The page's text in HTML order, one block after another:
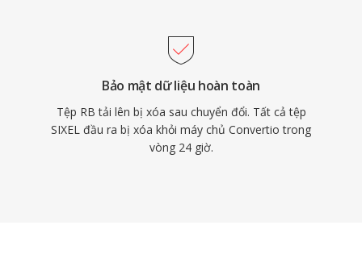
Bảo mật dữ liệu hoàn toàn
Tệp RB tải lên bị xóa sau chuyển đổi. Tất cả tệp
SIXEL đầu ra bị xóa khỏi máy chủ Convertio trong
vòng 24 giờ.